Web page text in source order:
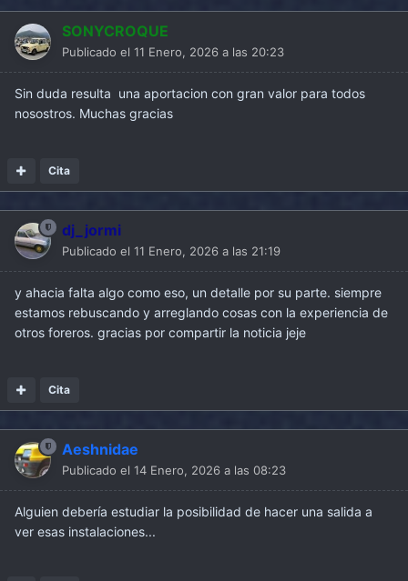
) la nuestra no parecía mostrar ningún interés.
Bueno, pues parece que RENAULT se ha puesto por las
pilas y ha desarrollado el programa The Originals by
se puede acceder a un montón de recursos muy
interesantes:
Visita virtual al museo, Recambios específicos, consejos
Echadle un ojo y lo vamos comentando.
SONYCROQUE
Publicado el 11 Enero, 2026 a las 20:23
Sin duda resulta una aportacion con gran valor para todos
nosostros. Muchas gracias
Cita
dj_jormi
Publicado el 11 Enero, 2026 a las 21:19
y ahacia falta algo como eso, un detalle por su parte. siempre
estamos rebuscando y arreglando cosas con la experiencia de
otros foreros. gracias por compartir la noticia jeje
Cita
Aeshnidae
Publicado el 14 Enero, 2026 a las 08:23
Alguien debería estudiar la posibilidad de hacer una salida a
ver esas instalaciones...